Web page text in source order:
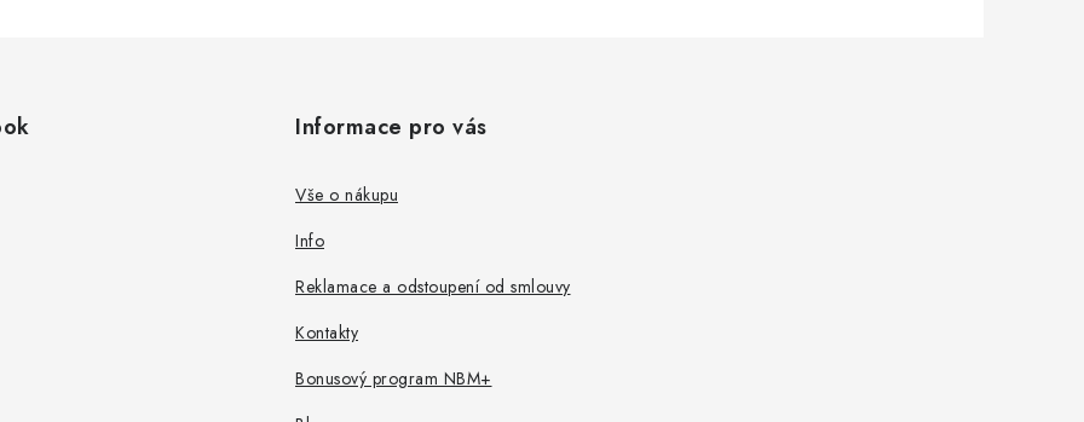
Informace pro vás
Vše o nákupu
Info
Reklamace a odstoupení od smlouvy
Kontakty
Bonusový program NBM+